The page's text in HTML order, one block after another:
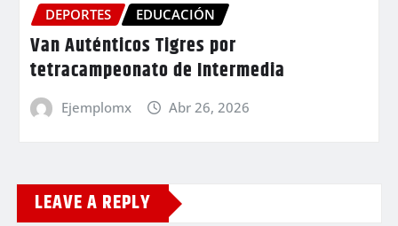
DEPORTES EDUCACIÓN
Van Auténticos Tigres por
tetracampeonato de Intermedia
Ejemplomx Abr 26, 2026
LEAVE A REPLY